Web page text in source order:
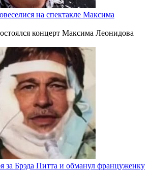
на спектакле Максима
концерт Максима Леонидова
за Брэда Питта и обманул француженку